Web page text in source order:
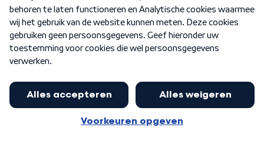
Nieuwsbrief
Word Lid